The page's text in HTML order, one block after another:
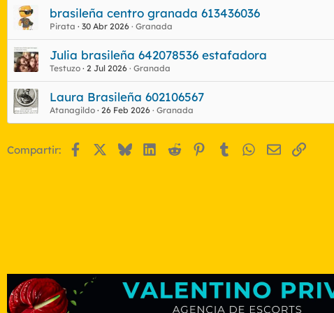
brasileña centro granada 613436036
Pirata 30 Abr 2026 Granada
Julia brasileña 642078536 estafadora
Testuzo 2 Jul 2026 Granada
Laura Brasileña 602106567
Atanagildo 26 Feb 2026 Granada
Compartir: FacebookBlueskyLinkedIn
Reddit Pinterest
Tumblr WhatsApp
EmailEnlace